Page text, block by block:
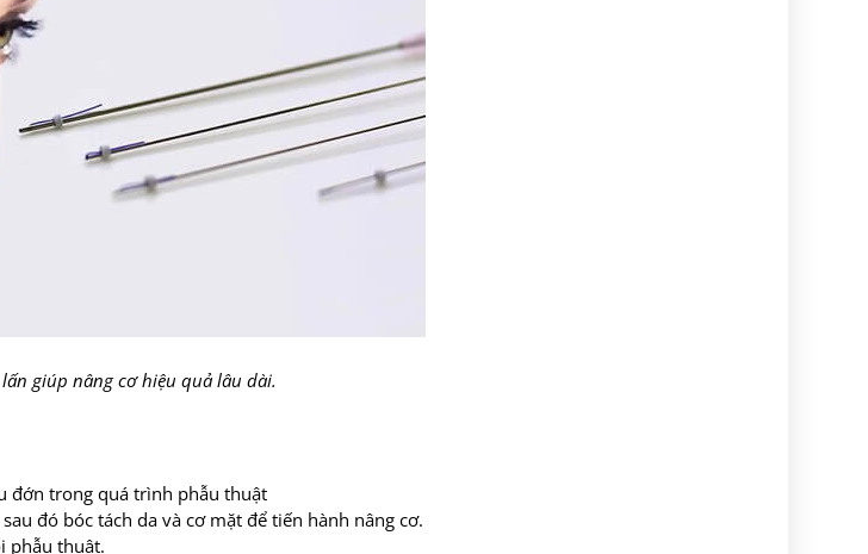
giúp nâng cơ hiệu quả lâu dài.
đớn trong quá trình phẫu thuật
đó bóc tách da và cơ mặt để tiến hành nâng cơ.
phẫu thuật.